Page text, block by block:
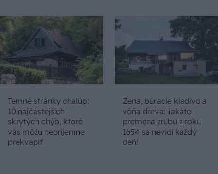
Temné stránky chalúp:
10 najčastejších
skrytých chýb, ktoré
vás môžu nepríjemne
prekvapiť
Žena, búracie kladivo a
vôňa dreva: Takáto
premena zrubu z roku
1654 sa nevidí každý
deň!